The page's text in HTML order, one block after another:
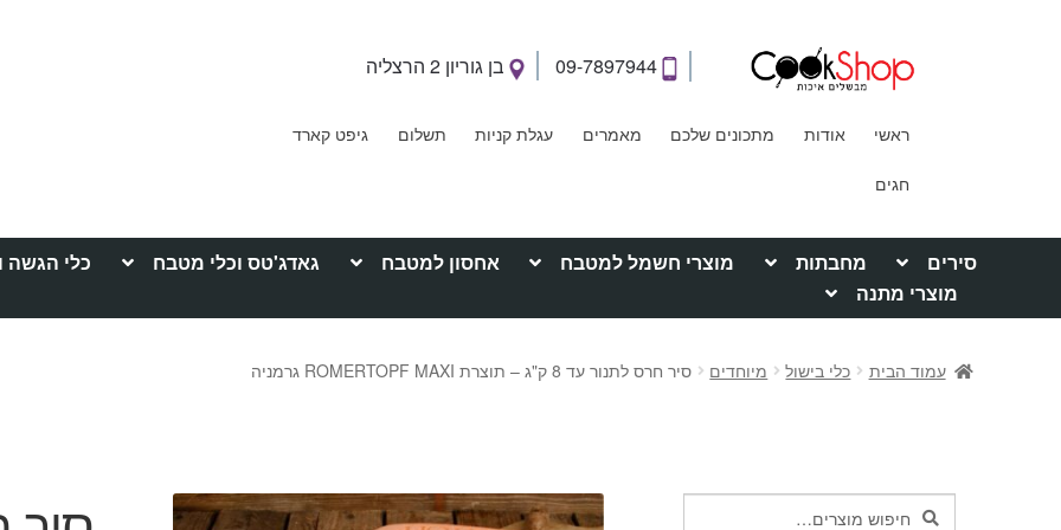
09-7897944 בן גוריון 2 הרצליה
ראשי אודות מתכונים שלכם מאמרים עגלת קניות תשלום גיפט קארד
חגים
סירים מחבתות מוצרי חשמל למטבח אחסון למטבח גאדג'טס וכלי מטבח כלי הגשה
מוצרי מתנה
עמוד הבית כלי בישול מיוחדים סיר חרס לתנור עד 8 ק"ג – תוצרת ROMERTOPF MAXI גרמניה
חיפושחיפוש